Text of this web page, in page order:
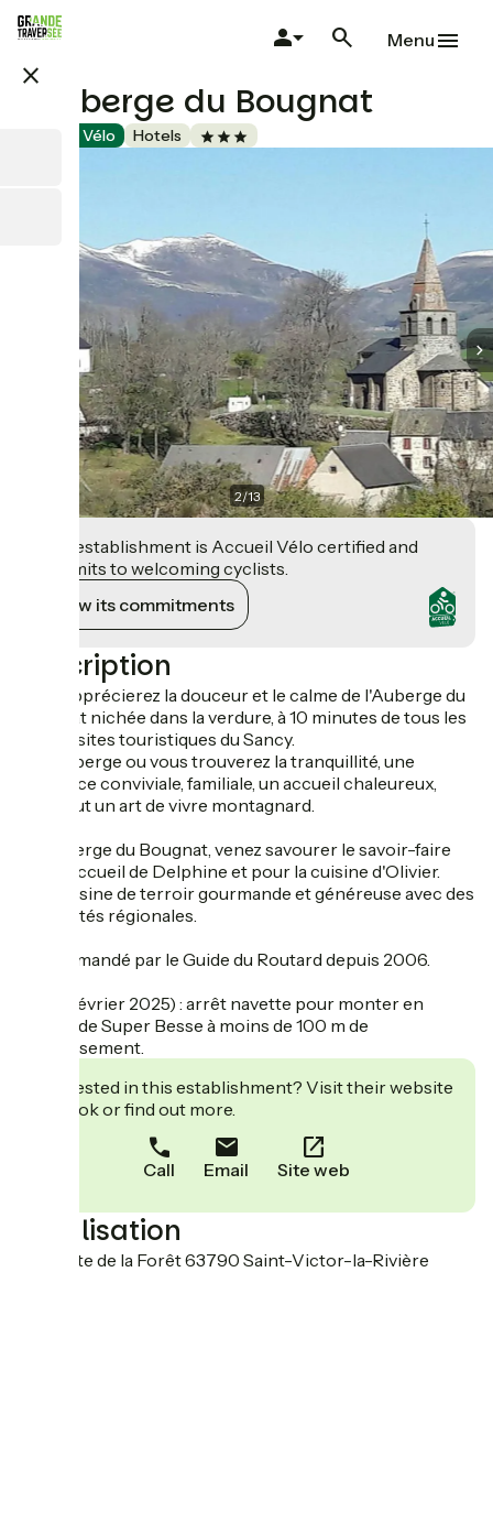
Skip
content
close
Menu
L'Auberge du Bougnat
Accueil Vélo Hotels
2/13
This establishment is Accueil Vélo certified and
commits to welcoming cyclists.
View its commitments
Description
Vous apprécierez la douceur et le calme de l'Auberge du
Bougnat nichée dans la verdure, à 10 minutes de tous les
grands sites touristiques du Sancy.
Une auberge ou vous trouverez la tranquillité, une
ambiance conviviale, familiale, un accueil chaleureux,
bref, tout un art de vivre montagnard.
A l'Auberge du Bougnat, venez savourer le savoir-faire
pour l'accueil de Delphine et pour la cuisine d'Olivier.
Une cuisine de terroir gourmande et généreuse avec des
spécialités régionales.
Recommandé par le Guide du Routard depuis 2006.
Hiver (février 2025) : arrêt navette pour monter en
station de Super Besse à moins de 100 m de
l'établissement.
Interested in this establishment? Visit their website
to book or find out more.
Call Email Site web
Localisation
80 Route de la Forêt 63790 Saint-Victor-la-Rivière